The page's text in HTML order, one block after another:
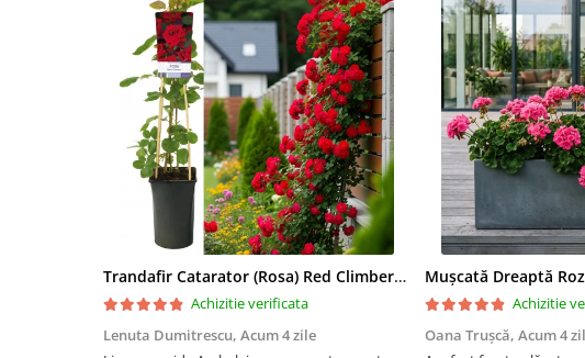
Trandafir Catarator (Rosa) Red Climber - 75cm
Achizitie verificata
Lenuta Dumitrescu, Acum 4 zile
Achizitie
Oana Trușcă, Acum 4